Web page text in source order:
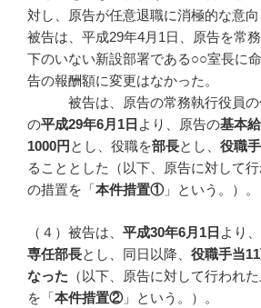
対し、原告が任意退職に消極的な意向
被告は、平成29年4月1日、原告を常
下のいない新設部署である○○室長に
告の報酬額に変更はなかった。
被告は、原告の常務執行役員の
の平成29年6月1 日 より、原告の基本給
1000円 とし、役職を部長とし、 役職
ることとした（以下、原告に対して
の措置を「本件措置①」という。）。
（４）被告は、 平成30年6月1 日 より
専任部長とし、同日以降、 役職手当11
なった （以下、原告に対して行われ
を「本件措置②」という。）。